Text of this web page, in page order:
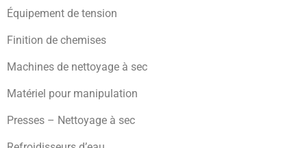
Équipement de tension
Finition de chemises
Machines de nettoyage à sec
Matériel pour manipulation
Presses – Nettoyage à sec